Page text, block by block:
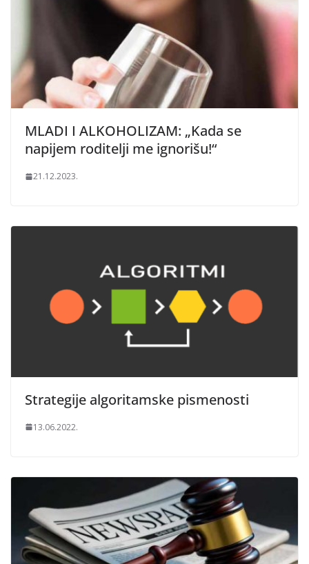
MLADI I ALKOHOLIZAM: „Kada se
napijem roditelji me ignorišu!“
21.12.2023.
Strategije algoritamske pismenosti
13.06.2022.